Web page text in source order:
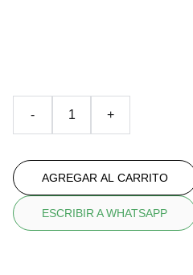
- +
AGREGAR AL CARRITO
ESCRIBIR A WHATSAPP